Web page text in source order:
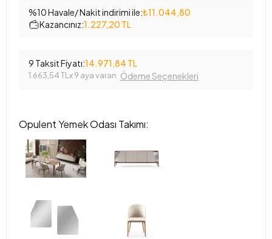
%10 Havale/ Nakit indirimi ile:₺11.044,80
Kazancınız:1.227,20 TL
9 Taksit Fiyatı:14.971,84 TL
1.663,54 TL x 9 aya varan Ödeme Seçenekleri
Opulent Yemek Odası Takımı: